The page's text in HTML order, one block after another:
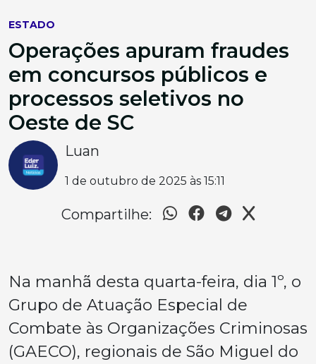
ESTADO
Operações apuram fraudes
em concursos públicos e
processos seletivos no
Oeste de SC
Luan
1 de outubro de 2025 às 15:11
Compartilhe:
Na manhã desta quarta-feira, dia 1º, o
Grupo de Atuação Especial de
Combate às Organizações Criminosas
(GAECO), regionais de São Miguel do